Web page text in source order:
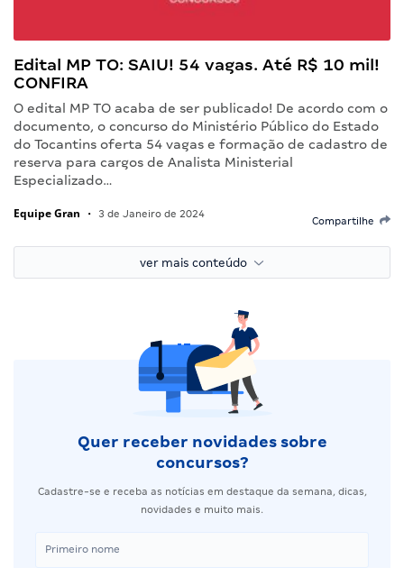
Edital MP TO: SAIU! 54 vagas. Até R$ 10 mil!
CONFIRA
O edital MP TO acaba de ser publicado! De acordo com o
documento, o concurso do Ministério Público do Estado
do Tocantins oferta 54 vagas e formação de cadastro de
reserva para cargos de Analista Ministerial
Especializado…
Equipe Gran • 3 de Janeiro de 2024
Compartilhe
ver mais conteúdo
Quer receber novidades sobre
concursos?
Cadastre-se e receba as notícias em destaque da semana, dicas,
novidades e muito mais.